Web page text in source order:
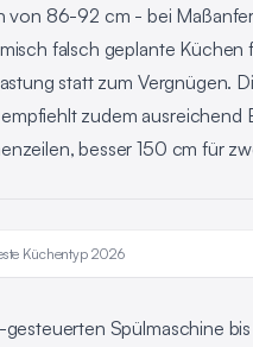
von 86-92 cm - bei
falsch geplante
statt zum Vergnügen.
empfiehlt zudem ausreichend
besser 150 cm für
Küchentyp 2026
Spülmaschine